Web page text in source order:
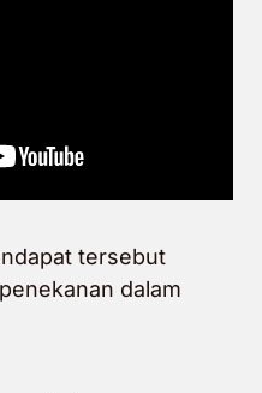
tersebut
dalam